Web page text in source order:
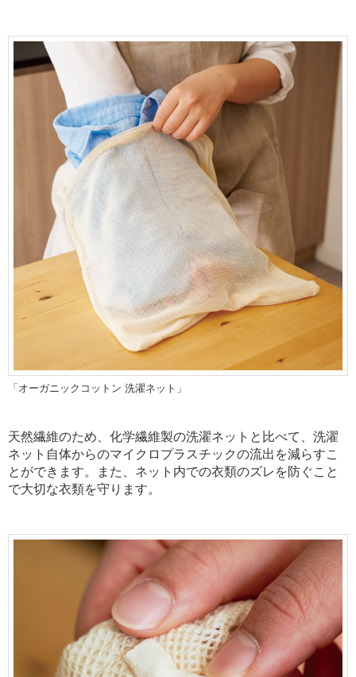
「オーガニックコットン 洗濯ネット」
天然繊維のため、化学繊維製の洗濯ネットと比べて、洗濯
ネット自体からのマイクロプラスチックの流出を減らすこ
とができます。また、ネット内での衣類のズレを防ぐこと
で大切な衣類を守ります。